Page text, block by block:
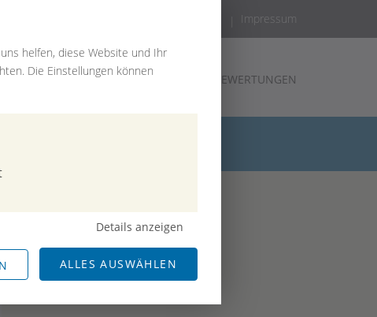
helfen, diese Website und Ihr
Die Einstellungen können
Details anzeigen
ALLES AUSWÄHLEN
Impressum
MIETRECHT ANWÄLTE BEWERTUNGEN